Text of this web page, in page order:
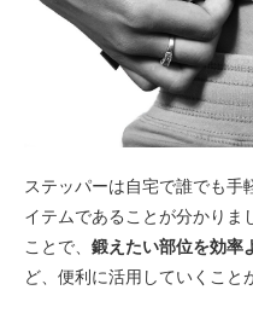
ステッパーは自宅で誰でも手
イテムであることが分かりま
ことで、 鍛えたい部位を効率
ど、便利に活用していくこと